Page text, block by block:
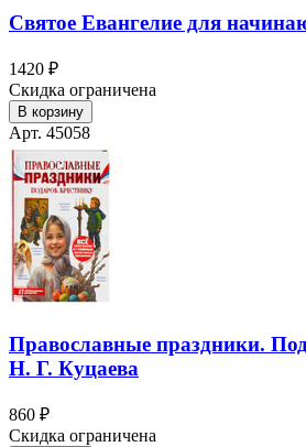
Святое Евангелие для
1420 ₽
Скидка ограничена
В корзину
Арт. 45058
Православные праздники.
Н. Г. Куцаева
860 ₽
Скидка ограничена